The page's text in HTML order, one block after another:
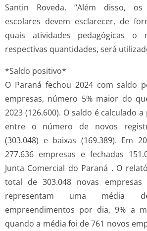
Santin Roveda. “Além disso, os
escolares devem esclarecer, de
quais atividades pedagógicas o
respectivas quantidades, será
*Saldo positivo*
O Paraná fechou 2024 com saldo
empresas, número 5% maior do
2023 (126.600). O saldo é calculado
entre o número de novos
(303.048) e baixas (169.389). Em
277.636 empresas e fechadas
Junta Comercial do Paraná . O
total de 303.048 novas
representam uma média
empreendimentos por dia, 9% a
quando a média foi de 761 novos